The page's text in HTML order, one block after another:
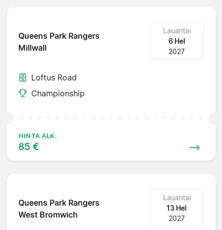
Queens Park Rangers
Millwall
Lauantai
6 Hel
2027
Loftus Road
Championship
HINTA ALK.
85 €
Queens Park Rangers
West Bromwich
Lauantai
13 Hel
2027